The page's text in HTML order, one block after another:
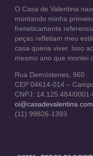
O Casa de Valentina
montando minha
freneticamente
peças refletiam meu
casa queria viver. Isso
mesmo ano que montei
Rua Demóstenes, 960
CEP 04614-014 –
CNPJ: 14.125.484/0001-
(11) 99826-1393